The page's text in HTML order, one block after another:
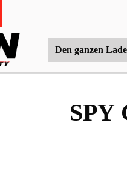
Den
SPY